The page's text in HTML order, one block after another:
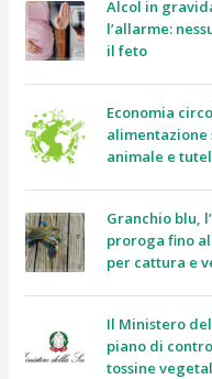
Alcol in
l’allarme:
il feto
Economia
alimentazione
animale e
Granchio blu,
proroga fino al
per cattura e
Il Ministero
piano di
tossine